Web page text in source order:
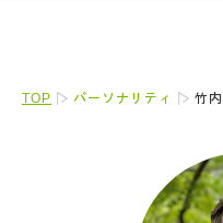
TOP パーソナリティ 竹